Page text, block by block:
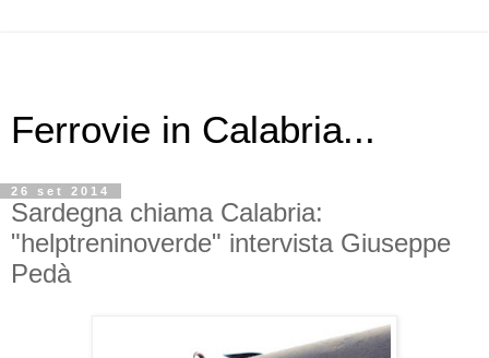
Ferrovie in Calabria...
26 set 2014
Sardegna chiama Calabria:
"helptreninoverde" intervista Giuseppe
Pedà